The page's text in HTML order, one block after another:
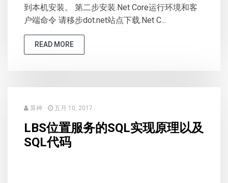
到本机安装。 第二步安装.Net Core运行环境和客
户端命令 请移步dot.net站点下载.Net C...
READ MORE
算神 五月 10, 2017
LBS位置服务的SQL实现原理以及
SQL代码